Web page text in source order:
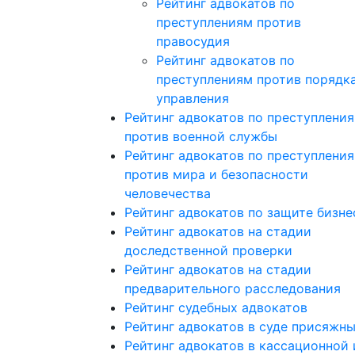
Рейтинг адвокатов по
преступлениям против
правосудия
Рейтинг адвокатов по
преступлениям против
управления
Рейтинг адвокатов по
против военной службы
Рейтинг адвокатов по
против мира и безопасности
человечества
Рейтинг адвокатов по защите
Рейтинг адвокатов на стадии
доследственной проверки
Рейтинг адвокатов на стадии
предварительного расследования
Рейтинг судебных адвокатов
Рейтинг адвокатов в суде
Рейтинг адвокатов в кассационной